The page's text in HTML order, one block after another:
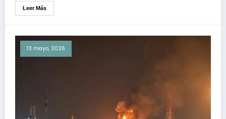
Leer Más
13 mayo, 2026